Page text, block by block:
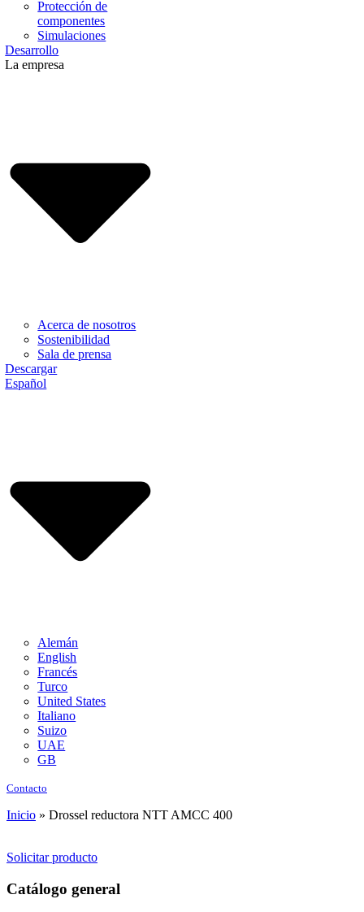
Protección de
componentes
Simulaciones
Desarrollo
La empresa
Acerca de nosotros
Sostenibilidad
Sala de prensa
Descargar
Español
Alemán
English
Francés
Turco
United States
Italiano
Suizo
UAE
GB
Contacto
Inicio » Drossel reductora NTT AMCC 400
Solicitar producto
Catálogo general